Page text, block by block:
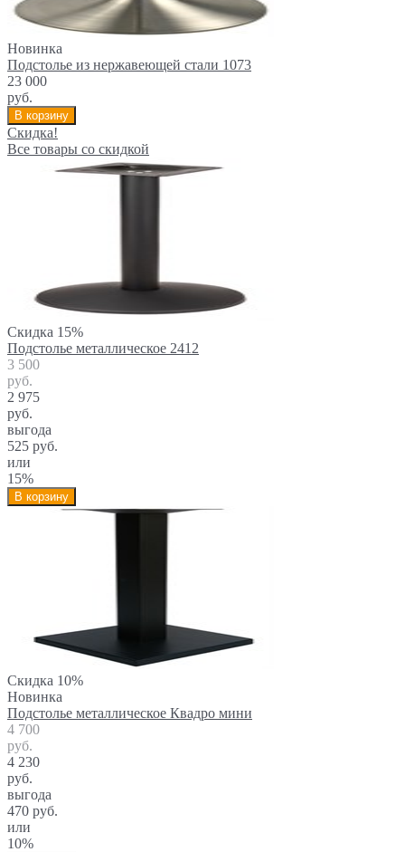
Новинка
Подстолье из нержавеющей стали 1073
23 000
руб.
В корзину
Скидка!
Все товары со скидкой
Скидка 15%
Подстолье металлическое 2412
3 500
руб.
2 975
руб.
выгода
525 руб.
или
15%
В корзину
Скидка 10%
Новинка
Подстолье металлическое Квадро мини
4 700
руб.
4 230
руб.
выгода
470 руб.
или
10%